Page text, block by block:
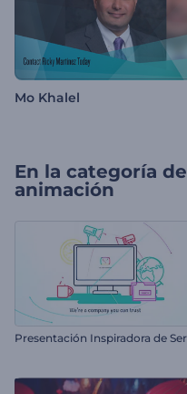
Mo Khalel
En la categoría de
animación